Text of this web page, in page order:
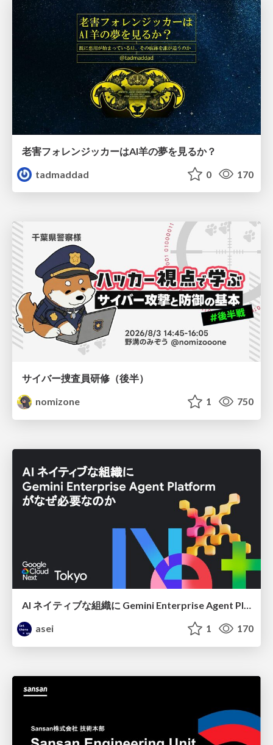
老害フォレンジッカーはAI羊の夢を見るか？
tadmaddad
0 170
サイバー捜査員研修（後半）
nomizone
1 750
AI ネイティブな組織に Gemini Enterprise Agent Platform がなぜ必要なのか
asei
1 170